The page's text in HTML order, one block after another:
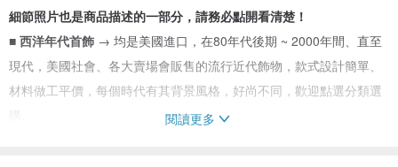
細節照片也是商品描述的一部分，請務必點開看清楚！
■ 西洋年代首飾 → 均是美國進口，在80年代後期 ~ 2000年間、直至
現代，美國社會、各大賣場會販售的流行近代飾物，款式設計簡單、
材料做工平價，每個時代有其背景風格，好尚不同，歡迎點選分類選
閱讀更多